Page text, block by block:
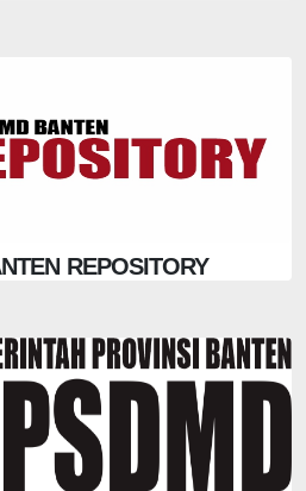
REPOSITORY